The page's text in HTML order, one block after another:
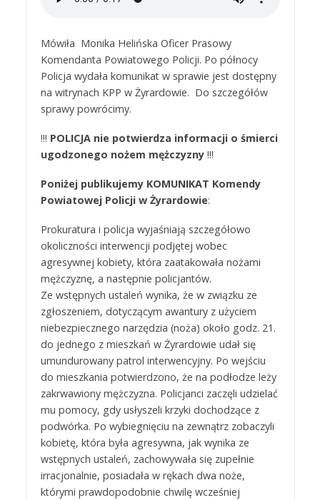
Mówiła Monika Helińska Oficer Prasowy
Komendanta Powiatowego Policji. Po północy
Policja wydała komunikat w sprawie jest dostępny
na witrynach KPP w Żyrardowie. Do szczegółów
sprawy powrócimy.
!!! POLICJA nie potwierdza informacji o śmierci
ugodzonego nożem mężczyzny!!!
Poniżej publikujemy KOMUNIKAT Komendy
Powiatowej Policji w Żyrardowie:
Prokuratura i policja wyjaśniają szczegółowo
okoliczności interwencji podjętej wobec
agresywnej kobiety, która zaatakowała nożami
mężczyznę, a następnie policjantów.
Ze wstępnych ustaleń wynika, że w związku ze
zgłoszeniem, dotyczącym awantury z użyciem
niebezpiecznego narzędzia (noża) około godz. 21.
do jednego z mieszkań w Żyrardowie udał się
umundurowany patrol interwencyjny. Po wejściu
do mieszkania potwierdzono, że na podłodze leży
zakrwawiony mężczyzna. Policjanci zaczęli udzielać
mu pomocy, gdy usłyszeli krzyki dochodzące z
podwórka. Po wybiegnięciu na zewnątrz zobaczyli
kobietę, która była agresywna, jak wynika ze
wstępnych ustaleń, zachowywała się zupełnie
irracjonalnie, posiadała w rękach dwa noże,
którymi prawdopodobnie chwilę wcześniej